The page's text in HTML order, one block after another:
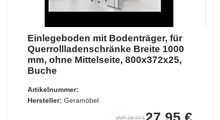
Einlegeboden mit Bodenträger, für
Querrollladenschränke Breite 1000
mm, ohne Mittelseite, 800x372x25,
Buche
Artikelnummer:
Hersteller: Geramöbel
UVP 29,07 €